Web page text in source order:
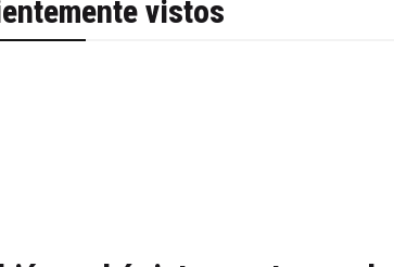
vistos